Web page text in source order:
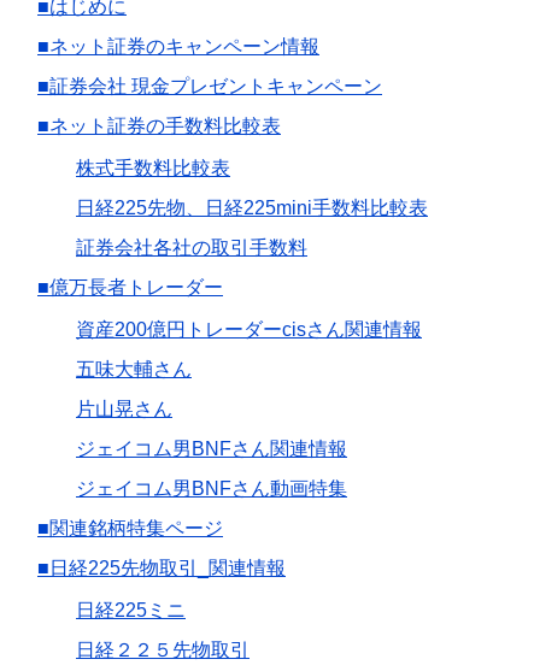
■はじめに
■ネット証券のキャンペーン情報
■証券会社 現金プレゼントキャンペーン
■ネット証券の手数料比較表
株式手数料比較表
日経225先物、日経225mini手数料比較表
証券会社各社の取引手数料
■億万長者トレーダー
資産200億円トレーダーcisさん関連情報
五味大輔さん
片山晃さん
ジェイコム男BNFさん関連情報
ジェイコム男BNFさん動画特集
■関連銘柄特集ページ
■日経225先物取引_関連情報
日経225ミニ
日経２２５先物取引